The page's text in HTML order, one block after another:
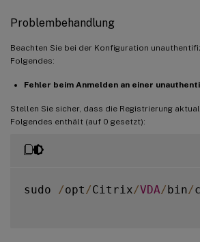
Problembehandlung
Beachten Sie bei der Konfiguration
Folgendes:
Fehler beim Anmelden an einer
Stellen Sie sicher, dass die Registrierung
Folgendes enthält (auf 0 gesetzt):
sudo /opt /Citrix/VDA/bin/